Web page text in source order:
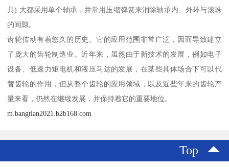
具) 大都采用单个轴承，并常用压缩弹簧来消除轴承内、外环与滚珠
的间隙。
齿轮传动有着悠久的历史。它的应用范围非常广泛，因而导致建立
了庞大的齿轮制造业。近年来，虽然由于新技术的发展，例如电子
设备、低速力矩电机和液压马达的发展，在某些具体场合下可以代
替齿轮的作用，但从整个齿轮的应用领域，以及近些年来的齿轮产
量来看，仍然在继续发展，并保持着它的重要地位。
m.bangtian2021.b2b168.com
Top